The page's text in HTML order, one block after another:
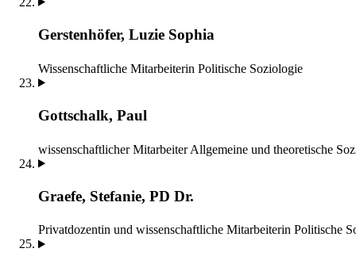
Gerstenhöfer, Luzie Sophia
Wissenschaftliche Mitarbeiterin Politische Soziologie
Gottschalk, Paul
wissenschaftlicher Mitarbeiter Allgemeine und theoretische
Graefe, Stefanie, PD Dr.
Privatdozentin und wissenschaftliche Mitarbeiterin Politische